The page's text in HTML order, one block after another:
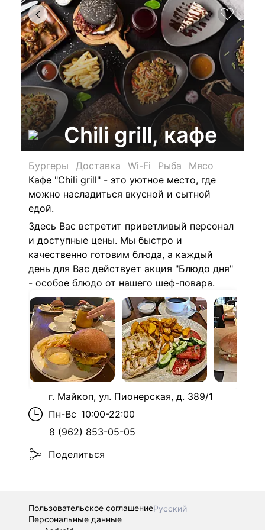
Chili grill, кафе
Бургеры Доставка Wi-Fi Рыба
Мясо
Кафе "Chili grill" - это уютное место, где
можно насладиться вкусной и сытной
едой.
Здесь Вас встретит приветливый персонал
и доступные цены. Мы быстро и
качественно готовим блюда, а каждый
день для Вас действует акция "Блюдо дня"
- особое блюдо от нашего шеф-повара.
г. Майкоп, ул. Пионерская, д. 389/1
Пн-Вс 10:00-22:00
8 (962) 853-05-05
Поделиться
Пользовательское соглашениеРусский
Персональные данные